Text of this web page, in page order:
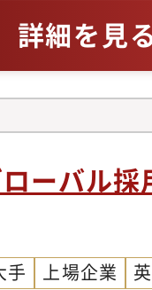
営する■体制
的な採用リー
・仕組み化
的に新卒採
リードする
果創出のため
それに関する
課題分析、
ージャーの
用広報活動
も想定され
味に応じて
途採用・そ
事施策の企
計したご経験
採用実務経験
詳細を見
ーバル採
手 上場企業